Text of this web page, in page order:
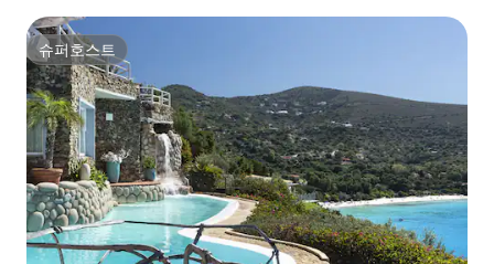
슈퍼호스트
슈퍼호스트